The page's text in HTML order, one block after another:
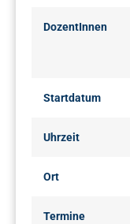
DozentInnen
Startdatum
Uhrzeit
Ort
Termine